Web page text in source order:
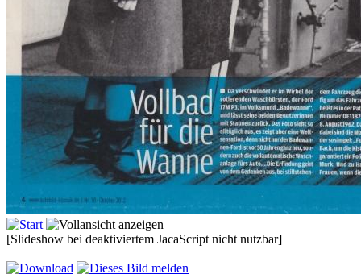
[Slideshow bei deaktiviertem JacaScript nicht nutzbar]